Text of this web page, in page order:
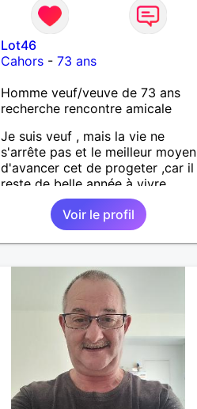
Lot46
Cahors- 73 ans
Homme veuf/veuve de 73 ans
recherche rencontre amicale
Je suis veuf , mais la vie ne
s'arrête pas et le meilleur moyen
d'avancer cet de progeter ,car il
reste de belle année à vivre.
Voir le profil